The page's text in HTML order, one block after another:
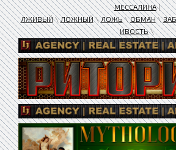
МЕССАЛИНА|
ЛЖИВЫЙ\ЛОЖНЫЙ\ЛОЖЬ\ОБМАН\
ИВОСТЬ\